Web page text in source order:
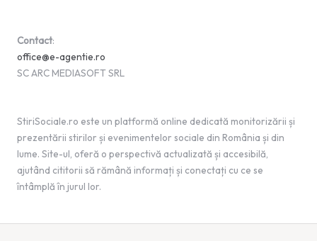
Contact:
office@e-agentie.ro
SC ARC MEDIASOFT SRL
StiriSociale.ro este un platformă online dedicată monitorizării și
prezentării stirilor și evenimentelor sociale din România și din
lume. Site-ul, oferă o perspectivă actualizată și accesibilă,
ajutând cititorii să rămână informați și conectați cu ce se
întâmplă în jurul lor.